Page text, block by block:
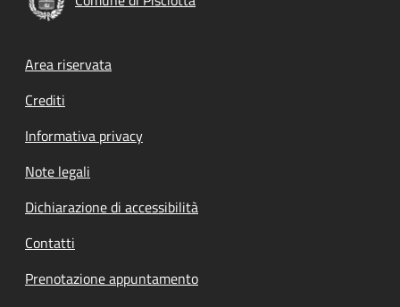
Footer menu
Area riservata
Crediti
Informativa privacy
Note legali
Dichiarazione di accessibilità
Contatti
Prenotazione appuntamento